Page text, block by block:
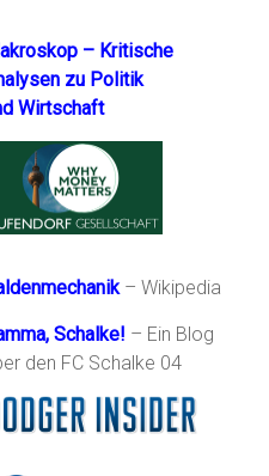
– Kritische
zu Politik
Wirtschaft
– Wikipedia
Schalke! – Ein Blog
den FC Schalke 04